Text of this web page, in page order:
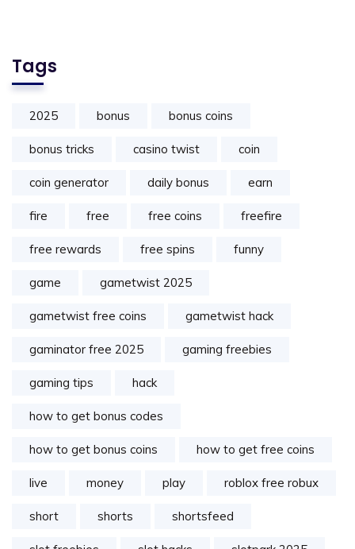
Tags
2025 bonus bonus coins
bonus tricks casino twist coin
coin generator daily bonus earn
fire free free coins freefire
free rewards free spins funny
game gametwist 2025
gametwist free coins gametwist hack
gaminator free 2025 gaming freebies
gaming tips hack
how to get bonus codes
how to get bonus coins how to get free coins
live money play roblox free robux
short shorts shortsfeed